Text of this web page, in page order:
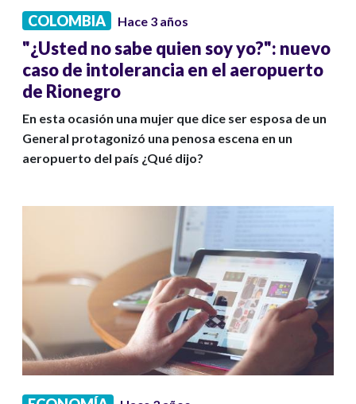
COLOMBIA Hace 3 años
"¿Usted no sabe quien soy yo?": nuevo
caso de intolerancia en el aeropuerto
de Rionegro
En esta ocasión una mujer que dice ser esposa de un
General protagonizó una penosa escena en un
aeropuerto del país ¿Qué dijo?